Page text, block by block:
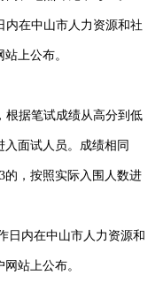
内在中山市人力资源和社
上公布。
根据笔试成绩从高分到低
面试人员。成绩相同
的，按照实际入围人数进
日内在中山市人力资源和
站上公布。